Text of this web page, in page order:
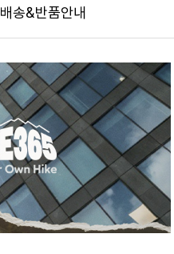
배송&반품안내